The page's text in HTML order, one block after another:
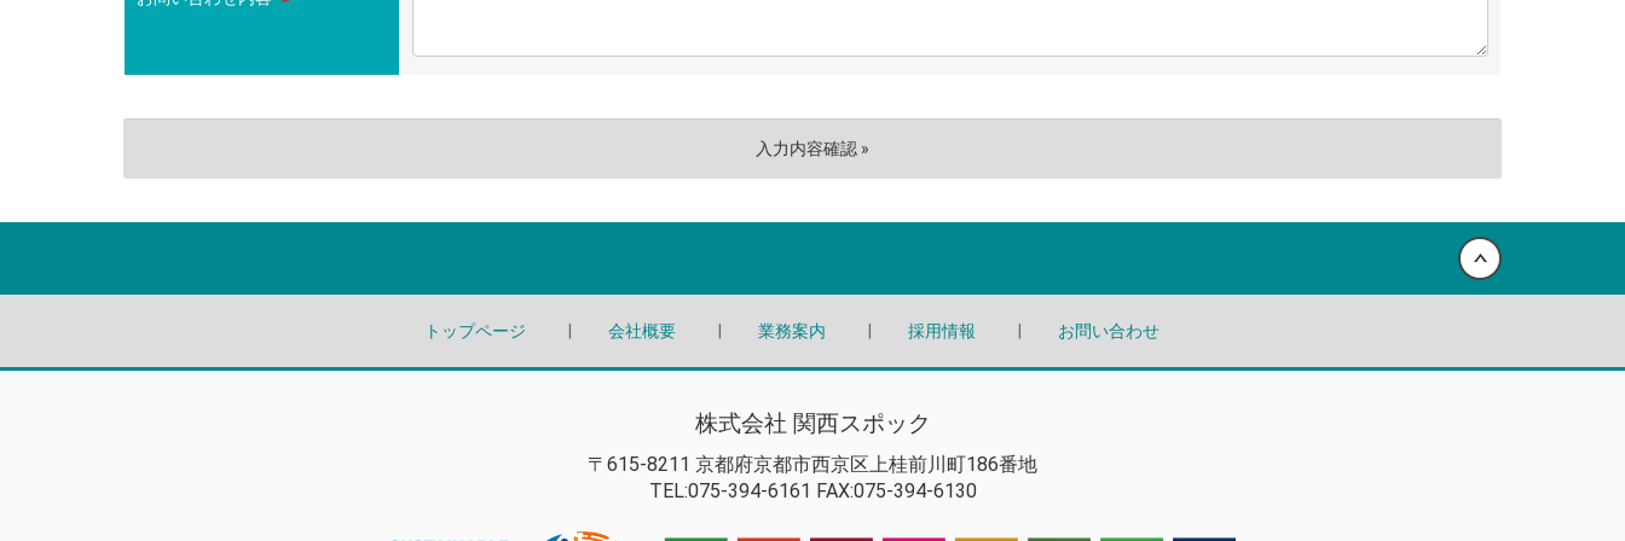
トップページ 会社概要 業務案内 採用情報 お問い合わせ
株式会社 関西スポック
〒615-8211 京都府京都市西京区上桂前川町186番地
TEL:075-394-6161 FAX:075-394-6130